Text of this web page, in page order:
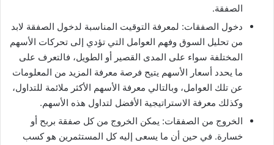
الصفقة.
دخول الصفقات: لمعرفة التوقيت المناسبة لدخول الصفقة لابد
من تحليل السوق وفهم العوامل التي تؤدي إلى تحركات الأسهم
المختلفة سواء على المدى القصير أو الطويل، فالتعرف على
ما يحدد أسعار الأسهم يتيح فرصة معرفة المزيد من المعلومات
عن تلك العوامل، وبالتالي معرفة الأسهم الأكثر ملائمة للتداول،
وكذلك معرفة الاستراتيجية الأفضل لتداول هذه الأسهم.
الخروج من الصفقات: يمكن الخروج من كل صفقة بربح أو
خسارة. في حين أن ما يسعى إليه كل المستثمرين هو كسب